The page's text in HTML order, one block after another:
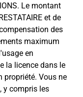
Le montant
et de
des
maximum
en
la licence dans le
propriété. Vous ne
y compris les